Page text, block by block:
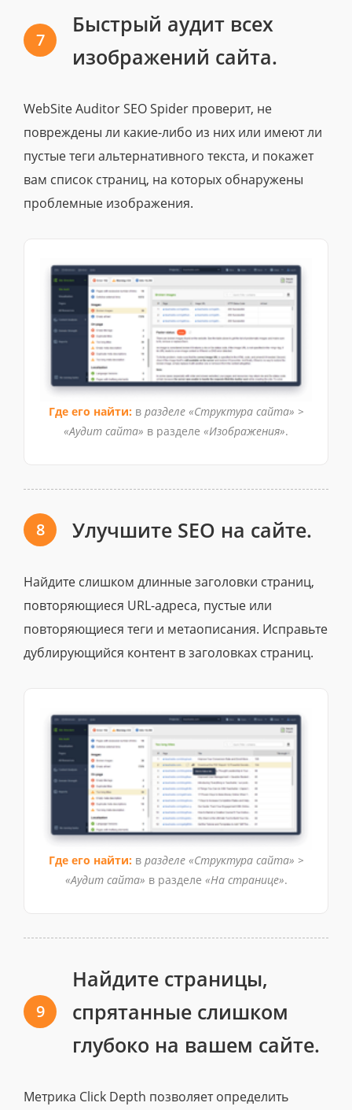
7
Быстрый аудит всех
изображений сайта.
WebSite Auditor SEO Spider проверит, не
повреждены ли какие-либо из них или имеют ли
пустые теги альтернативного текста, и покажет
вам список страниц, на которых обнаружены
проблемные изображения.
Где его найти:в разделе «Структура сайта» >
«Аудит сайта» в разделе «Изображения».
8 Улучшите SEO на сайте.
Найдите слишком длинные заголовки страниц,
повторяющиеся URL-адреса, пустые или
повторяющиеся теги и метаописания. Исправьте
дублирующийся контент в заголовках страниц.
Где его найти:в разделе «Структура сайта» >
«Аудит сайта» в разделе «На странице».
9
Найдите страницы,
спрятанные слишком
глубоко на вашем сайте.
Метрика Click Depth позволяет определить